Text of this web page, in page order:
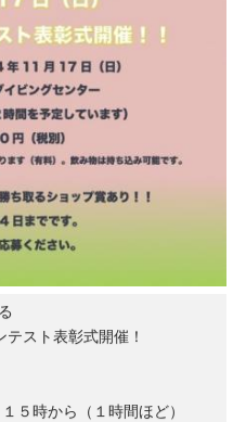
スト表彰式開催！
時から（１時間ほど）